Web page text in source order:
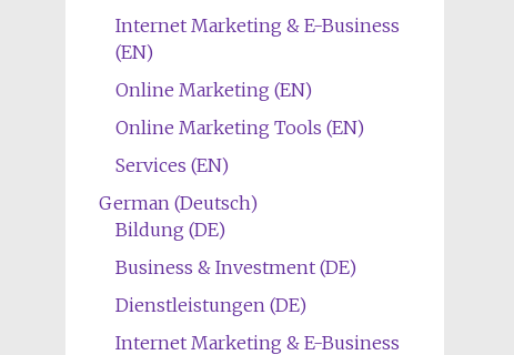
Internet Marketing & E-Business
(EN)
Online Marketing (EN)
Online Marketing Tools (EN)
Services (EN)
German (Deutsch)
Bildung (DE)
Business & Investment (DE)
Dienstleistungen (DE)
Internet Marketing & E-Business